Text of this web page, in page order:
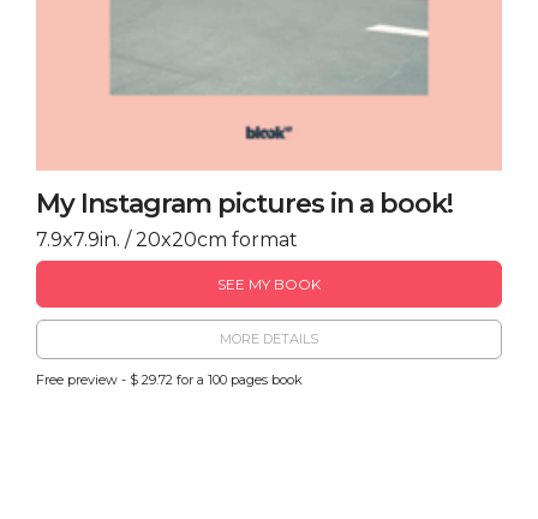
My Instagram pictures in a book!
7.9x7.9in. / 20x20cm format
SEE MY BOOK
MORE DETAILS
Free preview - $ 29.72 for a 100 pages book